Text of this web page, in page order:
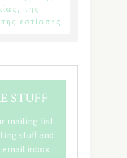
της
εστίασης
STUFF
mailing list
stuff and
inbox.